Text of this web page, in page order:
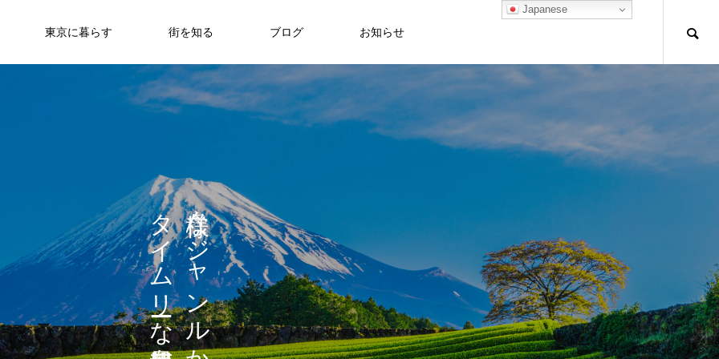
東京に暮らす 街を知る ブログ お知らせ
な
ジ
ャ
ン
ル
か
タ
イ
ム
リ
な
を
Japanese